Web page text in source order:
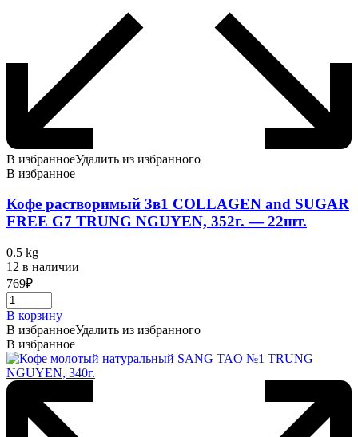
В избранноеУдалить из избранного
В избранное
Кофе растворимый 3в1 COLLAGEN and SUGAR
FREE G7 TRUNG NGUYEN, 352г. — 22шт.
0.5 kg
12 в наличии
769₽
В корзину
В избранноеУдалить из избранного
В избранное